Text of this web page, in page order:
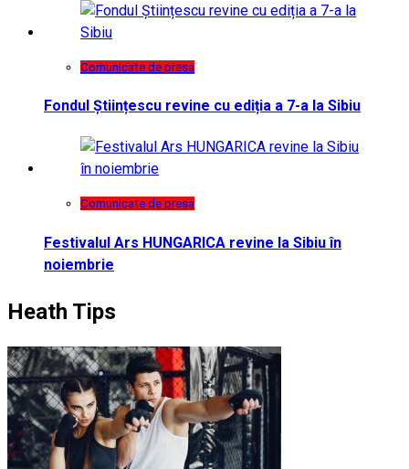
Comunicate de presa
Fondul Științescu revine cu ediția a 7-a la Sibiu
Comunicate de presa
Festivalul Ars HUNGARICA revine la Sibiu în
noiembrie
Heath Tips